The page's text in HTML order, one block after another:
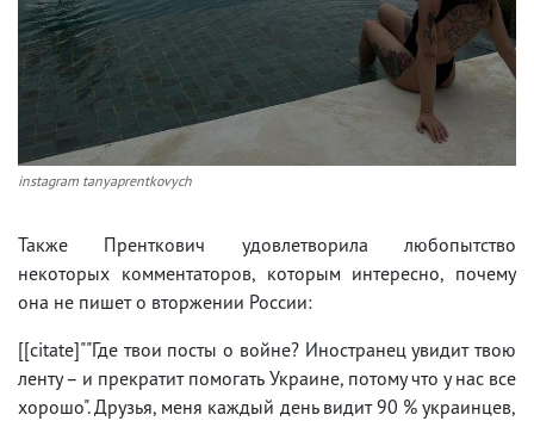
instagram tanyaprentkovych
Также Пренткович удовлетворила любопытство
некоторых комментаторов, которым интересно, почему
она не пишет о вторжении России:
[[citate]""Где твои посты о войне? Иностранец увидит твою
ленту – и прекратит помогать Украине, потому что у нас все
хорошо". Друзья, меня каждый день видит 90 % украинцев,